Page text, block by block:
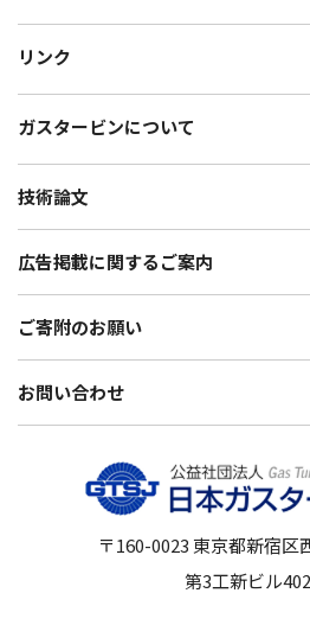
〒160-0023 東京都新宿区
第3工新ビル
リンク
ガスタービンについて
技術論文
広告掲載に関するご案内
ご寄附のお願い
お問い合わせ